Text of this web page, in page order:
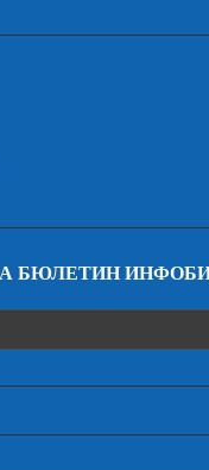
БЮЛЕТИН